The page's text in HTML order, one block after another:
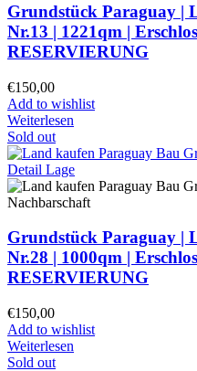
Grundstück Paraguay |
Nr.13 | 1221qm |
RESERVIERUNG
€150,00
Add to wishlist
Weiterlesen
Sold out
Grundstück Paraguay |
Nr.28 | 1000qm |
RESERVIERUNG
€150,00
Add to wishlist
Weiterlesen
Sold out